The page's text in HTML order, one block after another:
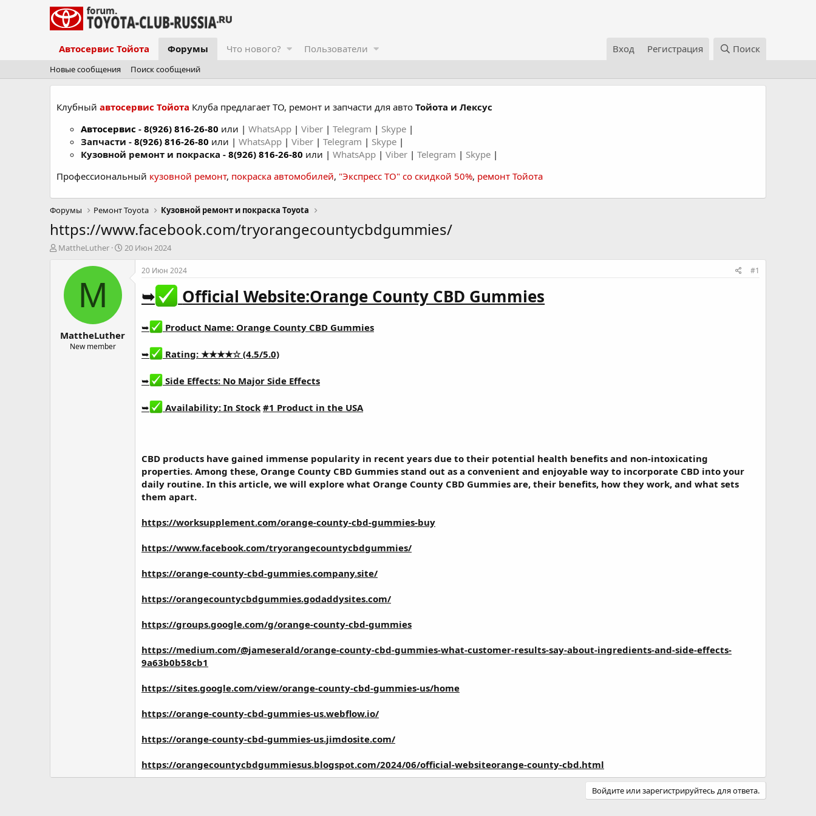
Автосервис Тойота Форумы Что нового? Пользователи Вход Регистрация Поиск
Новые сообщения Поиск сообщений
Клубный автосервис Тойота Клуба предлагает ТО, ремонт и запчасти для авто Тойота и Лексус
Автосервис - 8(926) 816-26-80 или | WhatsApp | Viber | Telegram | Skype |
Запчасти - 8(926) 816-26-80 или | WhatsApp | Viber | Telegram | Skype |
Кузовной ремонт и покраска - 8(926) 816-26-80 или | WhatsApp | Viber | Telegram | Skype |
Профессиональный кузовной ремонт, покраска автомобилей, "Экспресс ТО" со скидкой 50%, ремонт Тойота
Форумы Ремонт Toyota Кузовной ремонт и покраска Toyota
https://www.facebook.com/tryorangecountycbdgummies/
А
ы
MattheLuther
Д
л
20 Июн 2024
M
MattheLuther
New member
20 Июн 2024 #1
➥ Official Website:Orange County CBD Gummies
➥ Product Name: Orange County CBD Gummies
➥ Rating: ★★★★☆ (4.5/5.0)
➥ Side Effects: No Major Side Effects
➥ Availability: In Stock #1 Product in the USA
CBD products have gained immense popularity in recent years due to their potential health benefits and non-intoxicating
properties. Among these, Orange County CBD Gummies stand out as a convenient and enjoyable way to incorporate CBD into your
daily routine. In this article, we will explore what Orange County CBD Gummies are, their benefits, how they work, and what sets
them apart.
https://worksupplement.com/orange-county-cbd-gummies-buy
https://www.facebook.com/tryorangecountycbdgummies/
https://orange-county-cbd-gummies.company.site/
https://orangecountycbdgummies.godaddysites.com/
https://groups.google.com/g/orange-county-cbd-gummies
https://medium.com/@jameserald/orange-county-cbd-gummies-what-customer-results-say-about-ingredients-and-side-effects-
9a63b0b58cb1
https://sites.google.com/view/orange-county-cbd-gummies-us/home
https://orange-county-cbd-gummies-us.webflow.io/
https://orange-county-cbd-gummies-us.jimdosite.com/
https://orangecountycbdgummiesus.blogspot.com/2024/06/official-websiteorange-county-cbd.html
Войдите или зарегистрируйтесь для ответа.